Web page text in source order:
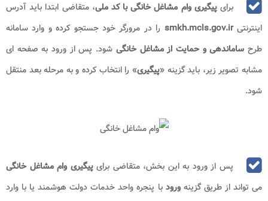
برایپیگیری وام مشاغل خانگی با کد ملی، متقاضی ابتدا باید آدرس
اینترنتیsmkh.mcls.gov.ir
را در مرورگر خود جستجو کرده و وارد سامانه
طرح ساماندهی و حمایت از مشاغل خانگی شود. پس از ورود به صفحه ای
مشابه تصویر زیر، باید گزینه «پیگیری» را انتخاب کرده و به مرحله بعد منتقل
شود.
پس از ورود به این بخش، متقاضی برایپیگیری وام مشاغل خانگی
می تواند از طریق گزینهورودبا پنجره واحد خدمات دولت هوشمند یا با وارد